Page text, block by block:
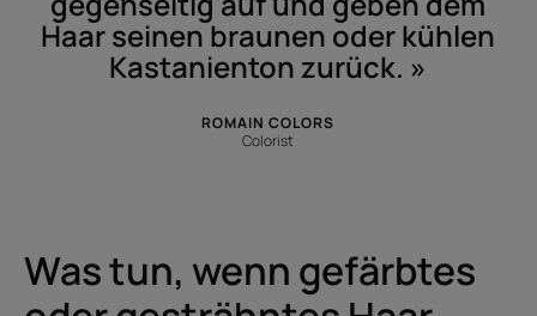
Haar seinen braunen oder kühlen
Kastanienton zurück. »
ROMAIN COLORS
Colorist
Was tun, wenn gefärbtes